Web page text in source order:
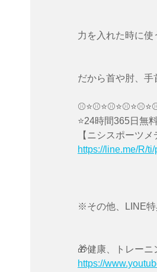
力を入れた時に使
だから首や肘、手
⭐️24時間365日無
【ニシスポーツ
https://line.me/R/
※その他、LINE
🎁健康、トレーニ
https://